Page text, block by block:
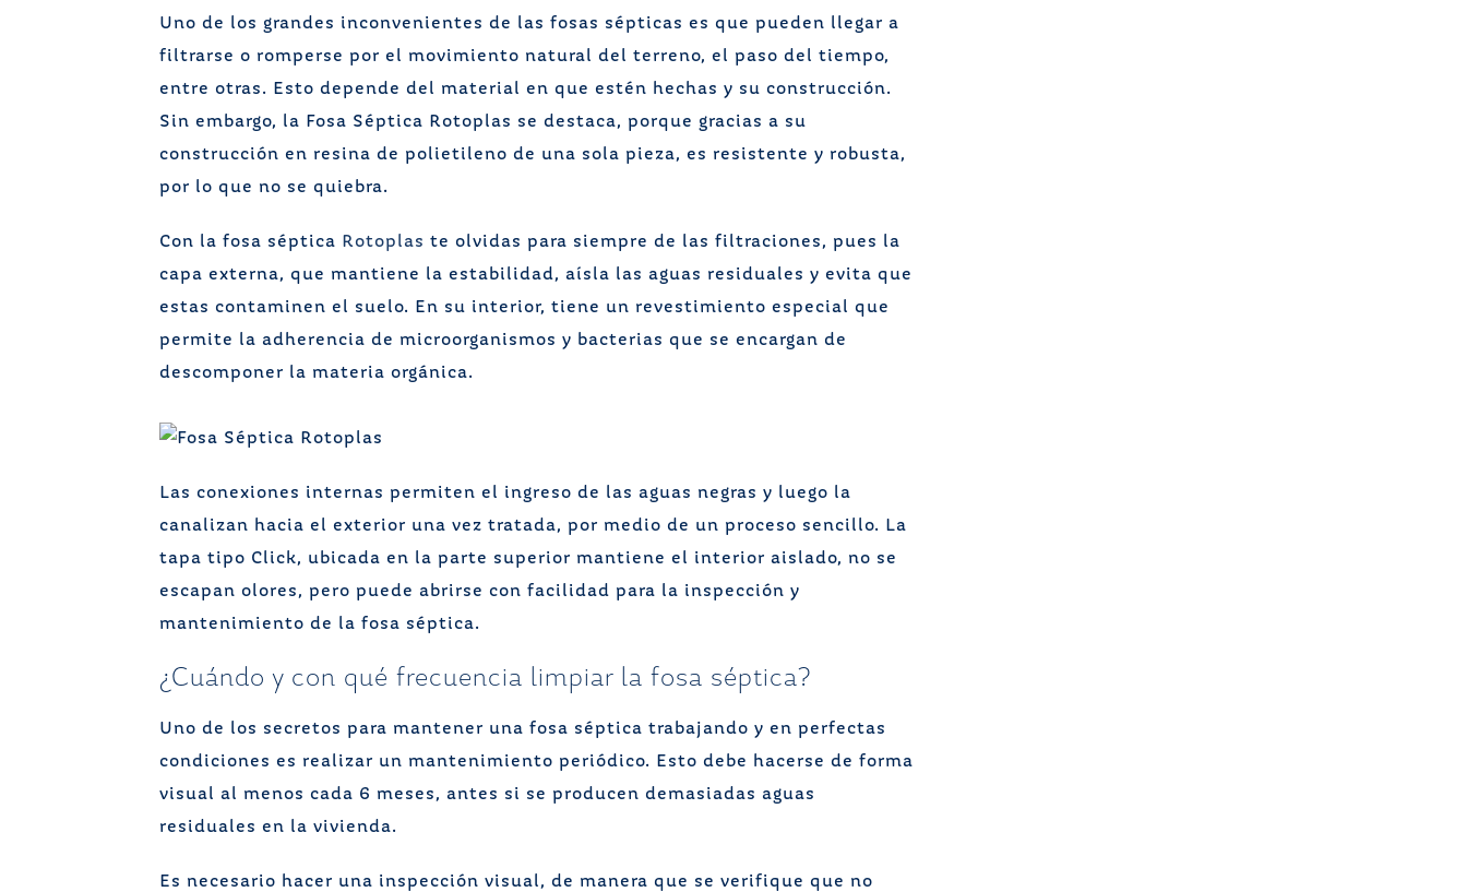
Uno de los grandes inconvenientes de las fosas sépticas es que pueden llegar a
filtrarse o romperse por el movimiento natural del terreno, el paso del tiempo,
entre otras. Esto depende del material en que estén hechas y su construcción.
Sin embargo, la Fosa Séptica Rotoplas se destaca, porque gracias a su
construcción en resina de polietileno de una sola pieza, es resistente y robusta,
por lo que no se quiebra.
Con la fosa séptica Rotoplas te olvidas para siempre de las filtraciones, pues la
capa externa, que mantiene la estabilidad, aísla las aguas residuales y evita que
estas contaminen el suelo. En su interior, tiene un revestimiento especial que
permite la adherencia de microorganismos y bacterias que se encargan de
descomponer la materia orgánica.
Las conexiones internas permiten el ingreso de las aguas negras y luego la
canalizan hacia el exterior una vez tratada, por medio de un proceso sencillo. La
tapa tipo Click, ubicada en la parte superior mantiene el interior aislado, no se
escapan olores, pero puede abrirse con facilidad para la inspección y
mantenimiento de la fosa séptica.
¿Cuándo y con qué frecuencia limpiar la fosa séptica?
Uno de los secretos para mantener una fosa séptica trabajando y en perfectas
condiciones es realizar un mantenimiento periódico. Esto debe hacerse de forma
visual al menos cada 6 meses, antes si se producen demasiadas aguas
residuales en la vivienda.
Es necesario hacer una inspección visual, de manera que se verifique que no